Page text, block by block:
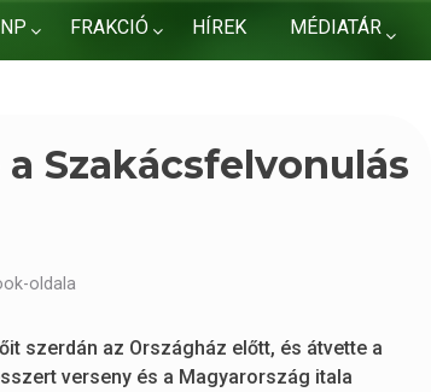
FRAKCIÓ HÍREK MÉDIATÁR
Szakácsfelvonulás
oldala
szerdán az Országház előtt, és átvette a
verseny és a Magyarország itala